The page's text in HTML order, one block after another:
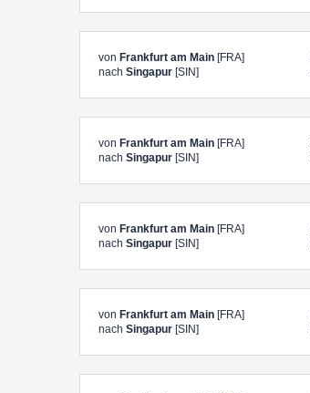
von Frankfurt am Main [FRA]
nach Singapur [SIN]
von Frankfurt am Main [FRA]
nach Singapur [SIN]
von Frankfurt am Main [FRA]
nach Singapur [SIN]
von Frankfurt am Main [FRA]
nach Singapur [SIN]